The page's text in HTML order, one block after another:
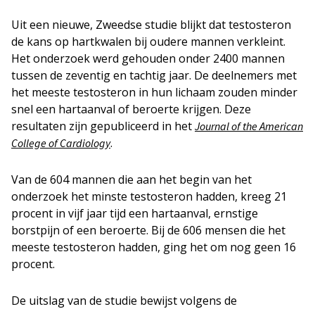
Uit een nieuwe, Zweedse studie blijkt dat testosteron
de kans op hartkwalen bij oudere mannen verkleint.
Het onderzoek werd gehouden onder 2400 mannen
tussen de zeventig en tachtig jaar. De deelnemers met
het meeste testosteron in hun lichaam zouden minder
snel een hartaanval of beroerte krijgen. Deze
resultaten zijn gepubliceerd in het Journal of the American
College of Cardiology.
Van de 604 mannen die aan het begin van het
onderzoek het minste testosteron hadden, kreeg 21
procent in vijf jaar tijd een hartaanval, ernstige
borstpijn of een beroerte. Bij de 606 mensen die het
meeste testosteron hadden, ging het om nog geen 16
procent.
De uitslag van de studie bewijst volgens de